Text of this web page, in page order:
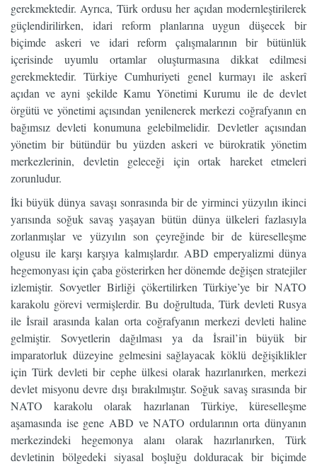
gerekmektedir. Ayrıca, Türk ordusu her açıdan modernleştirilerek
güçlendirilirken, idari reform planlarına uygun düşecek bir
biçimde askeri ve idari reform çalışmalarının bir bütünlük
içerisinde uyumlu ortamlar oluşturmasına dikkat edilmesi
gerekmektedir. Türkiye Cumhuriyeti genel kurmayı ile askerî
açıdan ve ayni şekilde Kamu Yönetimi Kurumu ile de devlet
örgütü ve yönetimi açısından yenilenerek merkezi coğrafyanın en
bağımsız devleti konumuna gelebilmelidir. Devletler açısından
yönetim bir bütündür bu yüzden askeri ve bürokratik yönetim
merkezlerinin, devletin geleceği için ortak hareket etmeleri
zorunludur.
İki büyük dünya savaşı sonrasında bir de yirminci yüzyılın ikinci
yarısında soğuk savaş yaşayan bütün dünya ülkeleri fazlasıyla
zorlanmışlar ve yüzyılın son çeyreğinde bir de küreselleşme
olgusu ile karşı karşıya kalmışlardır. ABD emperyalizmi dünya
hegemonyası için çaba gösterirken her dönemde değişen stratejiler
izlemiştir. Sovyetler Birliği çökertilirken Türkiye’ye bir NATO
karakolu görevi vermişlerdir. Bu doğrultuda, Türk devleti Rusya
ile İsrail arasında kalan orta coğrafyanın merkezi devleti haline
gelmiştir. Sovyetlerin dağılması ya da İsrail’in büyük bir
imparatorluk düzeyine gelmesini sağlayacak köklü değişiklikler
için Türk devleti bir cephe ülkesi olarak hazırlanırken, merkezi
devlet misyonu devre dışı bırakılmıştır. Soğuk savaş sırasında bir
NATO karakolu olarak hazırlanan Türkiye, küreselleşme
aşamasında ise gene ABD ve NATO ordularının orta dünyanın
merkezindeki hegemonya alanı olarak hazırlanırken, Türk
devletinin bölgedeki siyasal boşluğu dolduracak bir biçimde